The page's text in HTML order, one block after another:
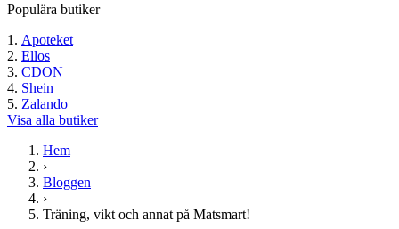
Populära butiker
Apoteket
Ellos
CDON
Shein
Zalando
Visa alla butiker
Hem
›
Bloggen
›
Träning, vikt och annat på Matsmart!